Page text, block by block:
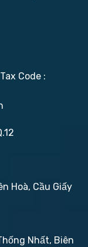
Tax Code :
Hoà, Cầu Giấy
Nhất, Biên